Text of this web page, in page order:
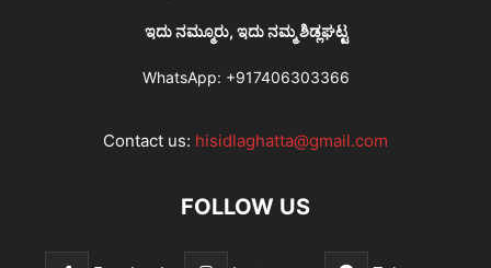
ಇದು ನಮ್ಮೂರು, ಇದು ನಮ್ಮ ಶಿಡ್ಲಘಟ್ಟ
WhatsApp: +917406303366
Contact us: hisidlaghatta@gmail.com
FOLLOW US